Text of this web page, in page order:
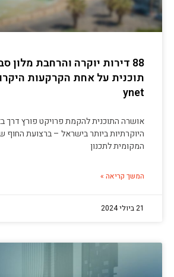
88 דירות יוקרה והרחבת מלון
תוכנית על אחת הקרקעות
ynet
אושרה התוכנית להקמת פרויקט פורץ דרך
היוקרתיות ביותר בישראל – ברצועת החוף
המקומית לתכנון
המשך קריאה »
21 ביולי 2024